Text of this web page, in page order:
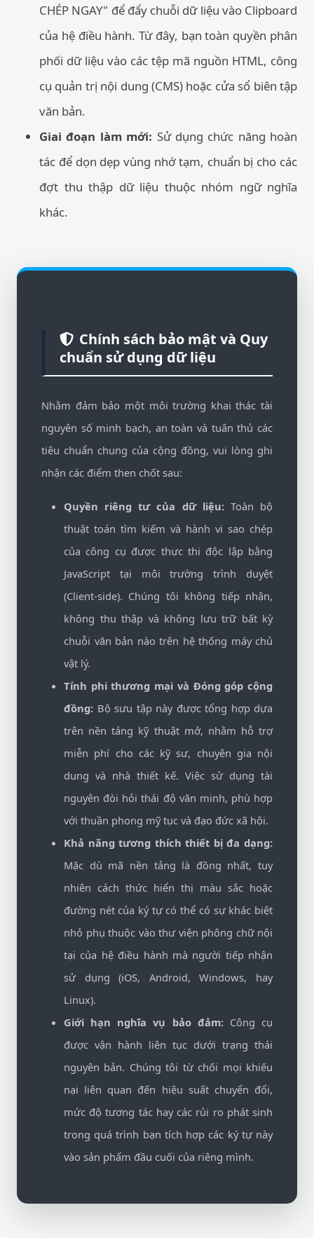
CHÉP NGAY" để đẩy chuỗi dữ liệu vào Clipboard
của hệ điều hành. Từ đây, bạn toàn quyền phân
phối dữ liệu vào các tệp mã nguồn HTML, công
cụ quản trị nội dung (CMS) hoặc cửa sổ biên tập
văn bản.
Giai đoạn làm mới: Sử dụng chức năng hoàn
tác để dọn dẹp vùng nhớ tạm, chuẩn bị cho các
đợt thu thập dữ liệu thuộc nhóm ngữ nghĩa
khác.
Chính sách bảo mật và Quy
chuẩn sử dụng dữ liệu
Nhằm đảm bảo một môi trường khai thác tài
nguyên số minh bạch, an toàn và tuân thủ các
tiêu chuẩn chung của cộng đồng, vui lòng ghi
nhận các điểm then chốt sau:
Quyền riêng tư của dữ liệu:Toàn bộ
thuật toán tìm kiếm và hành vi sao chép
của công cụ được thực thi độc lập bằng
JavaScript tại môi trường trình duyệt
(Client-side). Chúng tôi không tiếp nhận,
không thu thập và không lưu trữ bất kỳ
chuỗi văn bản nào trên hệ thống máy chủ
vật lý.
Tính phi thương mại và Đóng góp cộng
đồng: Bộ sưu tập này được tổng hợp dựa
trên nền tảng kỹ thuật mở, nhằm hỗ trợ
miễn phí cho các kỹ sư, chuyên gia nội
dung và nhà thiết kế. Việc sử dụng tài
nguyên đòi hỏi thái độ văn minh, phù hợp
với thuần phong mỹ tục và đạo đức xã hội.
Khả năng tương thích thiết bị đa dạng:
Mặc dù mã nền tảng là đồng nhất, tuy
nhiên cách thức hiển thị màu sắc hoặc
đường nét của ký tự có thể có sự khác biệt
nhỏ phụ thuộc vào thư viện phông chữ nội
tại của hệ điều hành mà người tiếp nhận
sử dụng (iOS, Android, Windows, hay
Linux).
Giới hạn nghĩa vụ bảo đảm:Công cụ
được vận hành liên tục dưới trạng thái
nguyên bản. Chúng tôi từ chối mọi khiếu
nại liên quan đến hiệu suất chuyển đổi,
mức độ tương tác hay các rủi ro phát sinh
trong quá trình bạn tích hợp các ký tự này
vào sản phẩm đầu cuối của riêng mình.